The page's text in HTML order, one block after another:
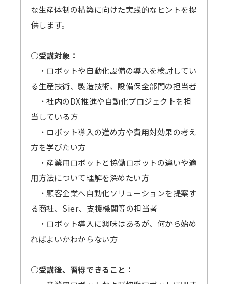
な生産体制の構築に向けた実践的なヒントを提
供します。
○受講対象：
・ロボットや自動化設備の導入を検討してい
る生産技術、製造技術、設備保全部門の担当者
・社内のDX推進や自動化プロジェクトを担
当している方
・ロボット導入の進め方や費用対効果の考え
方を学びたい方
・産業用ロボットと協働ロボットの違いや適
用方法について理解を深めたい方
・顧客企業へ自動化ソリューションを提案す
る商社、Sier、支援機関等の担当者
・ロボット導入に興味はあるが、何から始め
ればよいかわからない方
○受講後、習得できること：